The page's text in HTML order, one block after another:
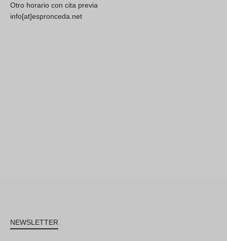
Otro horario con cita previa
info[at]espronceda.net
NEWSLETTER